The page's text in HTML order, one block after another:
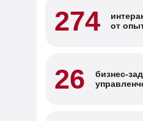
274
от
26
бизнес-